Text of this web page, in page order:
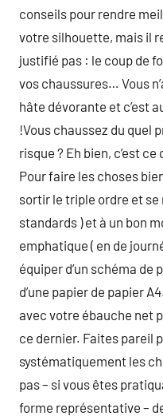
conseils pour rendre
votre silhouette, mais il
justifié pas : le coup de
vos chaussures… Vous
hâte dévorante et c’est
!Vous chaussez du quel
risque ? Eh bien, c’est
Pour faire les choses
sortir le triple ordre et
standards ) et à un bon
emphatique ( en de
équiper d’un schéma de
d’une papier de papier
avec votre ébauche net
ce dernier. Faites pareil
systématiquement les
pas – si vous êtes
forme représentative –